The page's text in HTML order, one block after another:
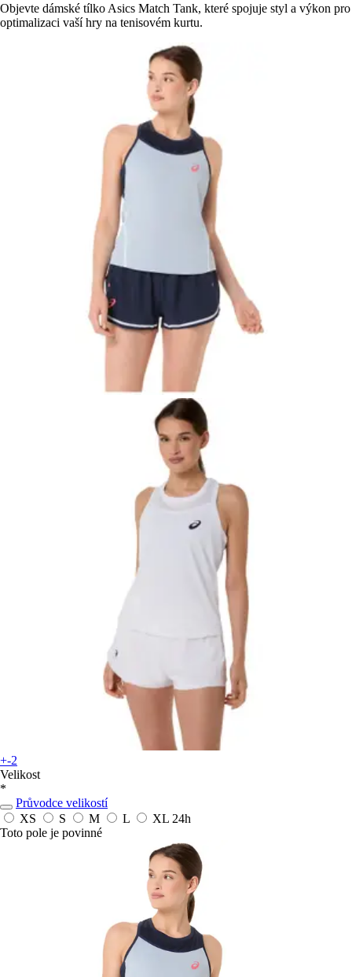
Objevte dámské tílko Asics Match Tank, které spojuje styl a výkon pro
optimalizaci vaší hry na tenisovém kurtu.
+-2
Velikost
*
Průvodce velikostí
XS
S M L XL 24h
Toto pole je povinné